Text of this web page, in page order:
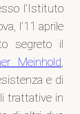
l’Istituto
l’11 aprile
segreto il
Meinhold
e di
trattative in